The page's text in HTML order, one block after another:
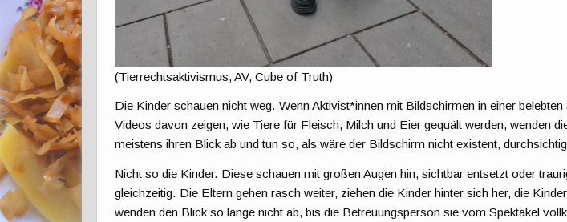
(Tierrechtsaktivismus, AV, Cube of Truth)
Die Kinder schauen nicht weg. Wenn Aktivist*innen mit Bildschirmen in einer
Videos davon zeigen, wie Tiere für Fleisch, Milch und Eier gequält werden, wenden
meistens ihren Blick ab und tun so, als wäre der Bildschirm nicht existent,
Nicht so die Kinder. Diese schauen mit großen Augen hin, sichtbar entsetzt oder
gleichzeitig. Die Eltern gehen rasch weiter, ziehen die Kinder hinter sich her, die
wenden den Blick so lange nicht ab, bis die Betreuungsperson sie vom Spektakel